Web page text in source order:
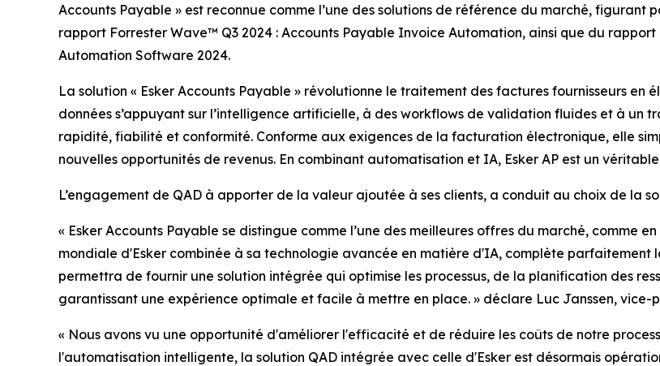
Accounts Payable » est reconnue comme l’une des solutions de référence du marché,
rapport Forrester Wave™ Q3 2024 : Accounts Payable Invoice Automation, ainsi que du
Automation Software 2024.
La solution « Esker Accounts Payable » révolutionne le traitement des factures fournisseurs
données s’appuyant sur l’intelligence artificielle, à des workflows de validation fluides et à
rapidité, fiabilité et conformité. Conforme aux exigences de la facturation électronique, elle
nouvelles opportunités de revenus. En combinant automatisation et IA, Esker AP est un
L’engagement de QAD à apporter de la valeur ajoutée à ses clients, a conduit au choix de la
« Esker Accounts Payable se distingue comme l’une des meilleures offres du marché, comme
mondiale d'Esker combinée à sa technologie avancée en matière d'IA, complète
permettra de fournir une solution intégrée qui optimise les processus, de la planification des
garantissant une expérience optimale et facile à mettre en place. » déclare Luc Janssen, vice-
« Nous avons vu une opportunité d'améliorer l'efficacité et de réduire les coûts de notre
l'automatisation intelligente, la solution QAD intégrée avec celle d'Esker est désormais